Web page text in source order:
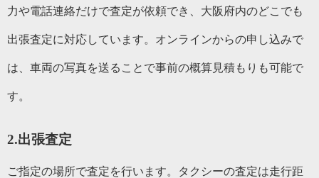
力や電話連絡だけで査定が依頼でき、大阪府内のどこでも
出張査定に対応しています。オンラインからの申し込みで
は、車両の写真を送ることで事前の概算見積もりも可能で
す。
2.出張査定
ご指定の場所で査定を行います。タクシーの査定は走行距